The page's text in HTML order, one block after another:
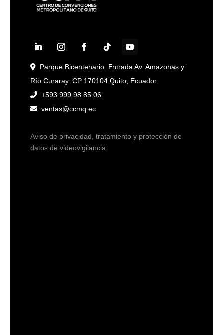
Parque Bicentenario. Entrada Av. Amazonas y
Río Curaray. CP 170104 Quito, Ecuador
+593 999 98 85 06
ventas@ccmq.ec
Aviso de privacidad, tratamiento y protección de
datos de videovigilancia